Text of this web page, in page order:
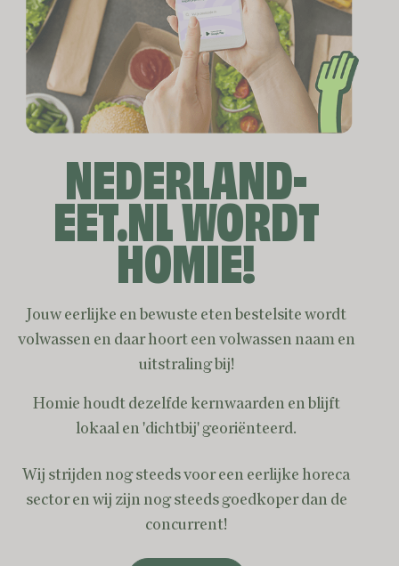
JOUW
VRIEND
BIJ TREK
Een eerlijke en lage commissie voor het
restaurant betekent gegarandeerd de laagste
NEDERLAND-
EET.NL WORDT
HOMIE!
Jouw eerlijke en bewuste eten bestelsite wordt
volwassen en daar hoort een volwassen naam en
uitstraling bij!
Homie houdt dezelfde kernwaarden en blijft
lokaal en 'dichtbij' georiënteerd.
Wij strijden nog steeds voor een eerlijke horeca
sector en wij zijn nog steeds goedkoper dan de
concurrent!